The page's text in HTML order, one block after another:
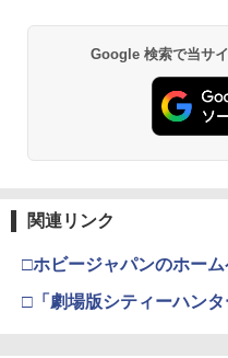
Google 検索で当サ
関連リンク
□ホビージャパンのホー
□「劇場版シティーハン